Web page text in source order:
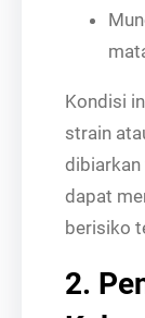
Kondisi
strain
dapat
berisiko
2.